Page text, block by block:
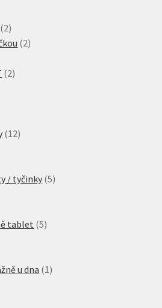
22
produkty
22
22
1212
/ tyčinky 55
tablet 55
u dna 1 1